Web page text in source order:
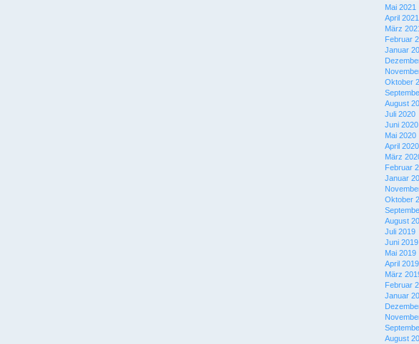
Mai 2021
April 2021
März
Februar
Januar
Oktober
August
Juli 2020
Juni 2020
Mai 2020
April 2020
März
Februar
Januar
Oktober
August
Juli 2019
Juni 2019
Mai 2019
April 2019
März
Februar
Januar
August